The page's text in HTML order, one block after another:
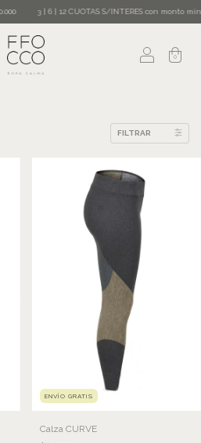
3 | 6 | 12 CUOTAS S/INTERES con monto mínimo
0
FILTRAR
ENVÍO GRATIS
Calza CURVE